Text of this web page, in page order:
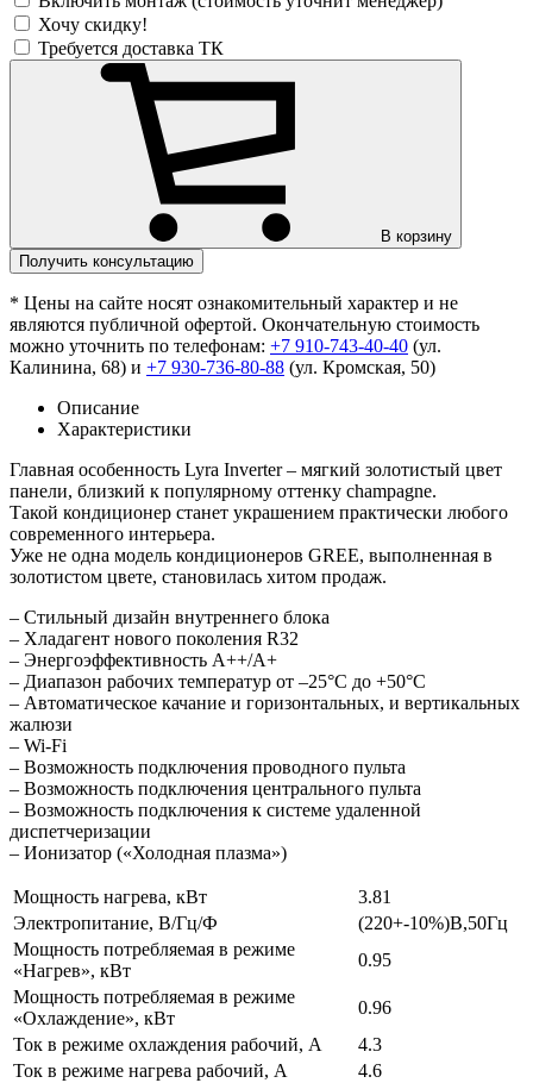
Хочу скидку!
Требуется доставка ТК
В корзину
Получить консультацию
* Цены на сайте носят ознакомительный характер и не
являются публичной офертой. Окончательную стоимость
можно уточнить по телефонам: +7 910-743-40-40 (ул.
Калинина, 68) и +7 930-736-80-88 (ул. Кромская, 50)
Описание
Характеристики
Главная особенность Lyra Inverter – мягкий золотистый цвет
панели, близкий к популярному оттенку champagne.
Такой кондиционер станет украшением практически любого
современного интерьера.
Уже не одна модель кондиционеров GREE, выполненная в
золотистом цвете, становилась хитом продаж.
– Стильный дизайн внутреннего блока
– Хладагент нового поколения R32
– Энергоэффективность А++/А+
– Диапазон рабочих температур от –25°С до +50°С
– Автоматическое качание и горизонтальных, и вертикальных
жалюзи
– Wi-Fi
– Возможность подключения проводного пульта
– Возможность подключения центрального пульта
– Возможность подключения к системе удаленной
диспетчеризации
– Ионизатор («Холодная плазма»)
Мощность нагрева, кВт
3.81
Электропитание, В/Гц/Ф
(220+-10%)В,50Гц
Мощность потребляемая в режиме
«Нагрев», кВт
0.95
Мощность потребляемая в режиме
«Охлаждение», кВт
0.96
Ток в режиме охлаждения рабочий, А
4.3
Ток в режиме нагрева рабочий, А
4.6